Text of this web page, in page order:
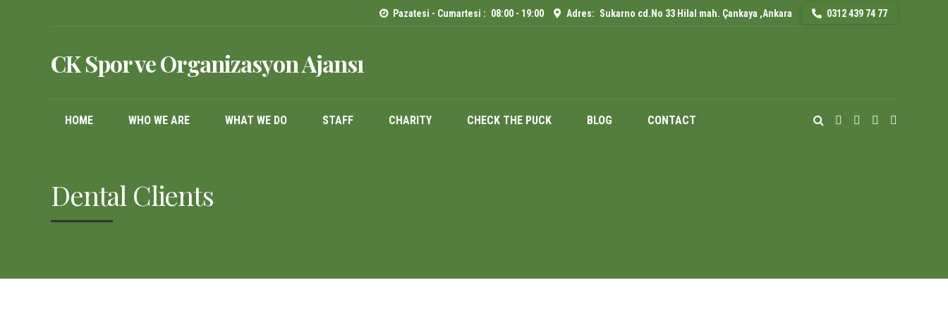
Pazatesi - Cumartesi : 08:00 - 19:00 Adres: Sukarno cd.No 33 Hilal mah. Çankaya ,Ankara 0312 439 74 77
CK Spor ve Organizasyon Ajansı
HOME WHO WE ARE WHAT WE DO STAFF CHARITY CHECK THE PUCK BLOG CONTACT
Dental Clients